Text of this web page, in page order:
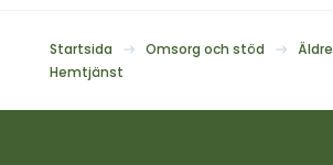
Startsida Omsorg och stöd
Äldre
Hemtjänst